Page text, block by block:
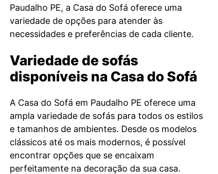
Paudalho PE, a Casa do Sofá oferece uma
variedade de opções para atender às
necessidades e preferências de cada cliente.
Variedade de sofás
disponíveis na Casa do Sofá
A Casa do Sofá em Paudalho PE oferece uma
ampla variedade de sofás para todos os estilos
e tamanhos de ambientes. Desde os modelos
clássicos até os mais modernos, é possível
encontrar opções que se encaixam
perfeitamente na decoração da sua casa.